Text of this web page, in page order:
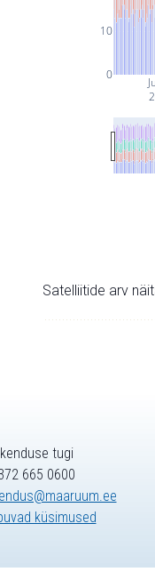
0
10
Satelliitide arv
tugi
665 0600
küsimused